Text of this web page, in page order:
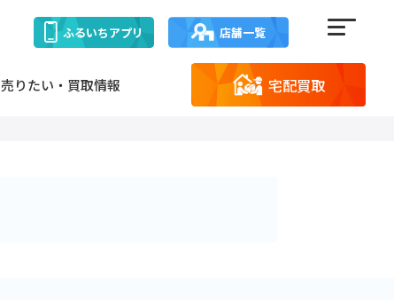
ふるいちアプリ 店舗一覧
売りたい・買取情報 宅配買取